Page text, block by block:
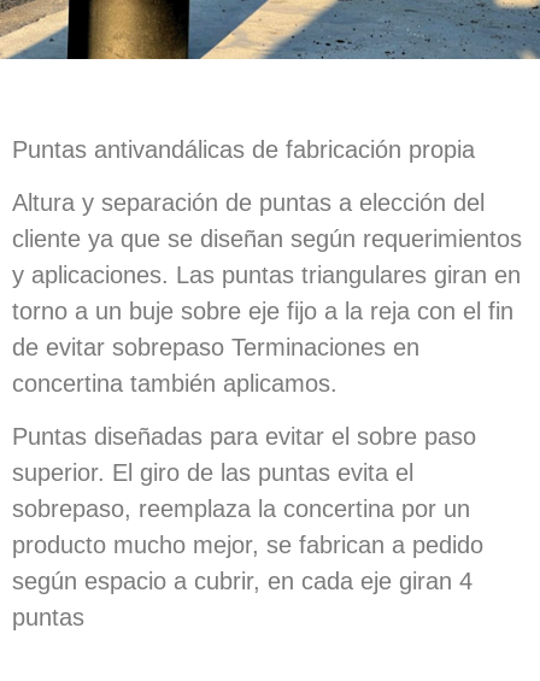
Puntas antivandálicas de fabricación propia
Altura y separación de puntas a elección del
cliente ya que se diseñan según requerimientos
y aplicaciones. Las puntas triangulares giran en
torno a un buje sobre eje fijo a la reja con el fin
de evitar sobrepaso Terminaciones en
concertina también aplicamos.
Puntas diseñadas para evitar el sobre paso
superior. El giro de las puntas evita el
sobrepaso, reemplaza la concertina por un
producto mucho mejor, se fabrican a pedido
según espacio a cubrir, en cada eje giran 4
puntas